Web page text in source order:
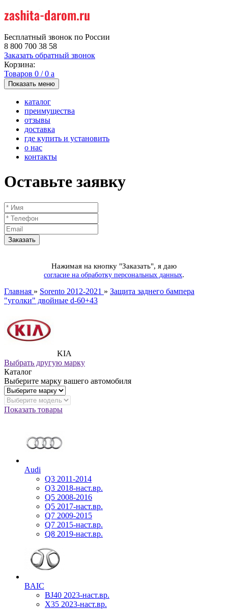
Бесплатный звонок по России
8 800 700 38 58
Заказать обратный звонок
Корзина:
Товаров 0 /0 a
Показать меню
каталог
преимущества
отзывы
доставка
где купить и установить
о нас
контакты
Оставьте заявку
Нажимая на кнопку "Заказать", я даю
согласие на обработку персональных данных.
Главная » Sorento 2012-2021 » Защита заднего бампера
"уголки" двойные d-60+43
KIA
Выбрать другую марку
Каталог
Выберите марку вашего автомобиля
Показать товары
Audi
Q3 2011-2014
Q3 2018-наст.вр.
Q5 2008-2016
Q5 2017-наст.вр.
Q7 2009-2015
Q7 2015-наст.вр.
Q8 2019-наст.вр.
BAIC
BJ40 2023-наст.вр.
X35 2023-наст.вр.